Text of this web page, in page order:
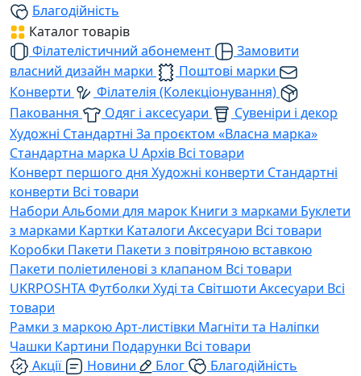
Благодійність
Каталог товарів
Філателістичний абонемент
Замовити
власний дизайн марки
Поштові марки
Конверти
Філателія (Колекціонування)
Паковання
Одяг і аксесуари
Сувеніри і декор
Художні Стандартні За проєктом «Власна марка»
Стандартна марка U Архів Всі товари
Конверт першого дня Художні конверти Стандартні
конверти Всі товари
Набори Альбоми для марок Книги з марками Буклети
з марками Картки Каталоги Аксесуари Всі товари
Коробки Пакети Пакети з повітряною вставкою
Пакети поліетиленові з клапаном Всі товари
UKRPOSHTAФутболки Худі та Світшоти Аксесуари Всі
товари
Рамки з маркоюАрт-листівки Магніти та Наліпки
Чашки Картини Подарунки Всі товари
Акції
Новини Блог
Благодійність